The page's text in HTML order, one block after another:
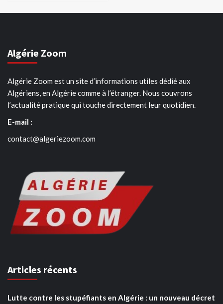
Algérie Zoom
Algérie Zoom est un site d’informations utiles dédié aux
Algériens, en Algérie comme à l’étranger. Nous couvrons
l’actualité pratique qui touche directement leur quotidien.
E-mail :
contact@algeriezoom.com
Articles récents
Lutte contre les stupéfiants en Algérie : un nouveau décret